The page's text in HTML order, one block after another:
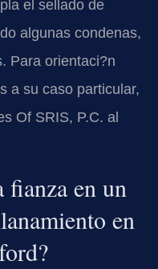
el sellado de
algunas condenas,
Para orientaci?n
a su caso particular,
Of SRIS, P.C. al
fianza en un
en